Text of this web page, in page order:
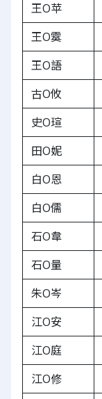
王O苹
王O霙
王O語
古O攸
史O瑄
田O妮
白O恩
白O儒
石O韋
石O量
朱O岑
江O安
江O庭
江O修